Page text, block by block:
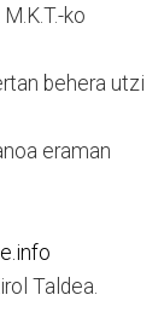
ko
behera utzi
eraman
Taldea.